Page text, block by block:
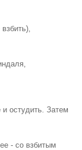
остудить. Затем
- со взбитым